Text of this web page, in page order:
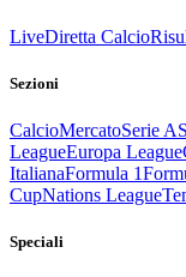
LiveDiretta Calcio
Sezioni
CalcioMercatoSerie A
LeagueEuropa League
ItalianaFormula 1
CupNations League
Speciali